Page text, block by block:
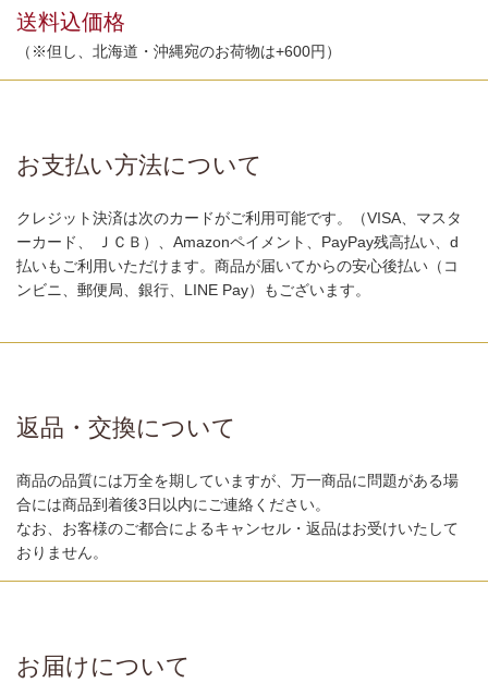
送料込価格
（※但し、北海道・沖縄宛のお荷物は+600円）
お支払い方法について
クレジット決済は次のカードがご利用可能です。（VISA、マスタ
ーカード、 ＪＣＢ）、Amazonペイメント、PayPay残高払い、d
払いもご利用いただけます。商品が届いてからの安心後払い（コ
ンビニ、郵便局、銀行、LINE Pay）もございます。
返品・交換について
商品の品質には万全を期していますが、万一商品に問題がある場
合には商品到着後3日以内にご連絡ください。
なお、お客様のご都合によるキャンセル・返品はお受けいたして
おりません。
お届けについて